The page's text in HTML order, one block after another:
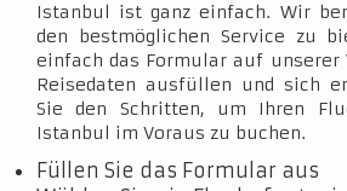
Istanbul ist ganz einfach. Wir
den bestmöglichen Service zu
einfach das Formular auf
Reisedaten ausfüllen und sich
Sie den Schritten, um Ihren
Istanbul im Voraus zu buchen.
Füllen Sie das Formular aus